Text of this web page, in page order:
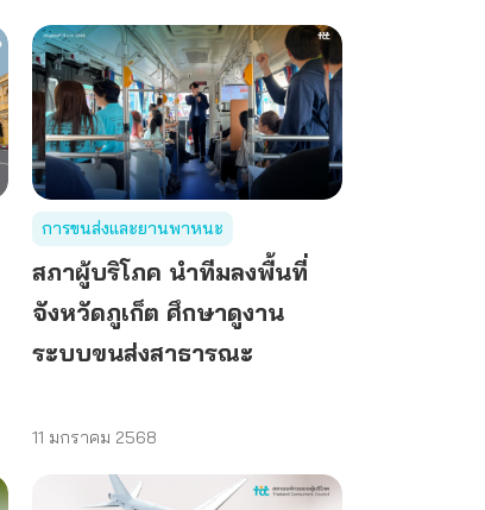
การขนส่งและยานพาหนะ
สภาผู้บริโภค นำทีมลงพื้นที่
จังหวัดภูเก็ต ศึกษาดูงาน
ระบบขนส่งสาธารณะ
11 มกราคม 2568